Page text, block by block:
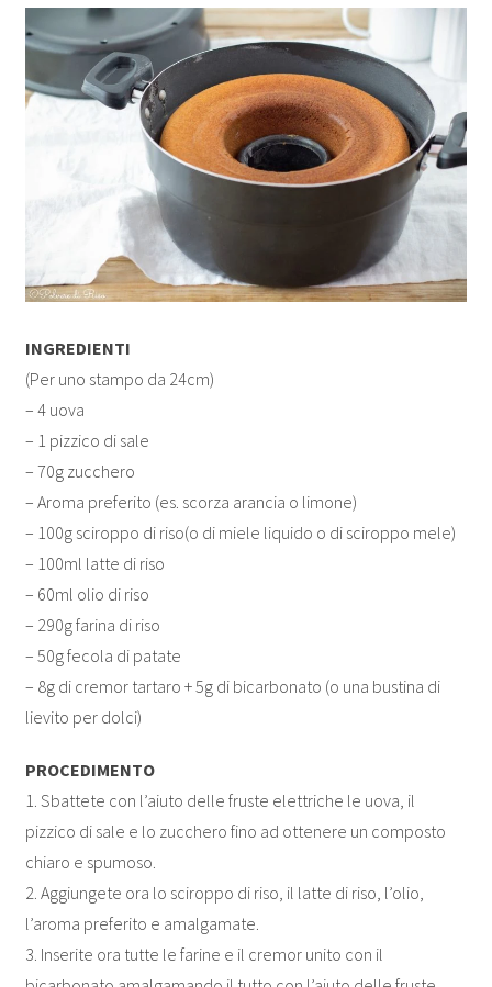
INGREDIENTI
(Per uno stampo da 24cm)
– 4 uova
– 1 pizzico di sale
– 70g zucchero
– Aroma preferito (es. scorza arancia o limone)
– 100g sciroppo di riso(o di miele liquido o di sciroppo mele)
– 100ml latte di riso
– 60ml olio di riso
– 290g farina di riso
– 50g fecola di patate
– 8g di cremor tartaro + 5g di bicarbonato (o una bustina di
lievito per dolci)
PROCEDIMENTO
1. Sbattete con l’aiuto delle fruste elettriche le uova, il
pizzico di sale e lo zucchero fino ad ottenere un composto
chiaro e spumoso.
2. Aggiungete ora lo sciroppo di riso, il latte di riso, l’olio,
l’aroma preferito e amalgamate.
3. Inserite ora tutte le farine e il cremor unito con il